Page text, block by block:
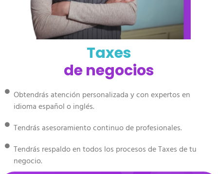
Taxes
de negocios
Obtendrás atención personalizada y con expertos en
idioma español o inglés.
Tendrás asesoramiento continuo de profesionales.
Tendrás respaldo en todos los procesos de Taxes de tu
negocio.